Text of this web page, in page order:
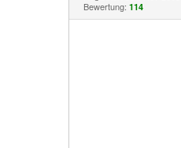
Bewertung: 114